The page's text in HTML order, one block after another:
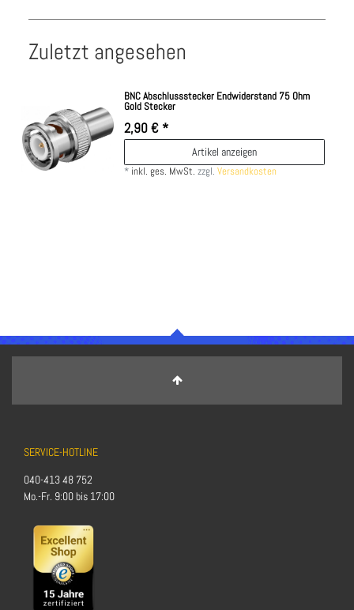
Zuletzt angesehen
BNC Abschlussstecker Endwiderstand 75 Ohm
Gold Stecker
2,90 € *
Artikel anzeigen
* inkl. ges. MwSt. zzgl.Versandkosten
SERVICE-HOTLINE
040-413 48 752
Mo.-Fr. 9:00 bis 17:00